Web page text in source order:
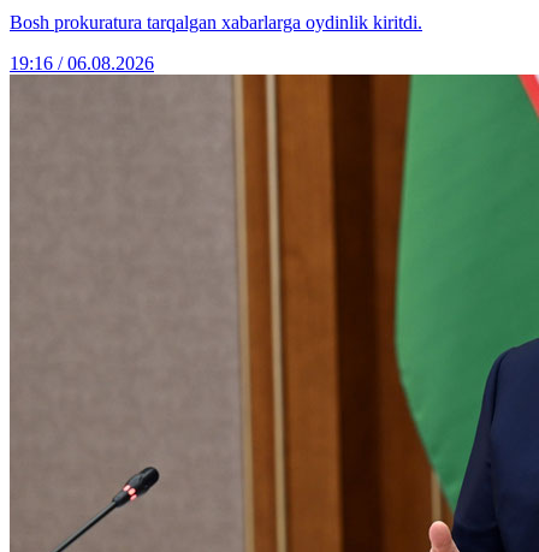
Bosh prokuratura tarqalgan xabarlarga oydinlik kiritdi.
19:16 / 06.08.2026